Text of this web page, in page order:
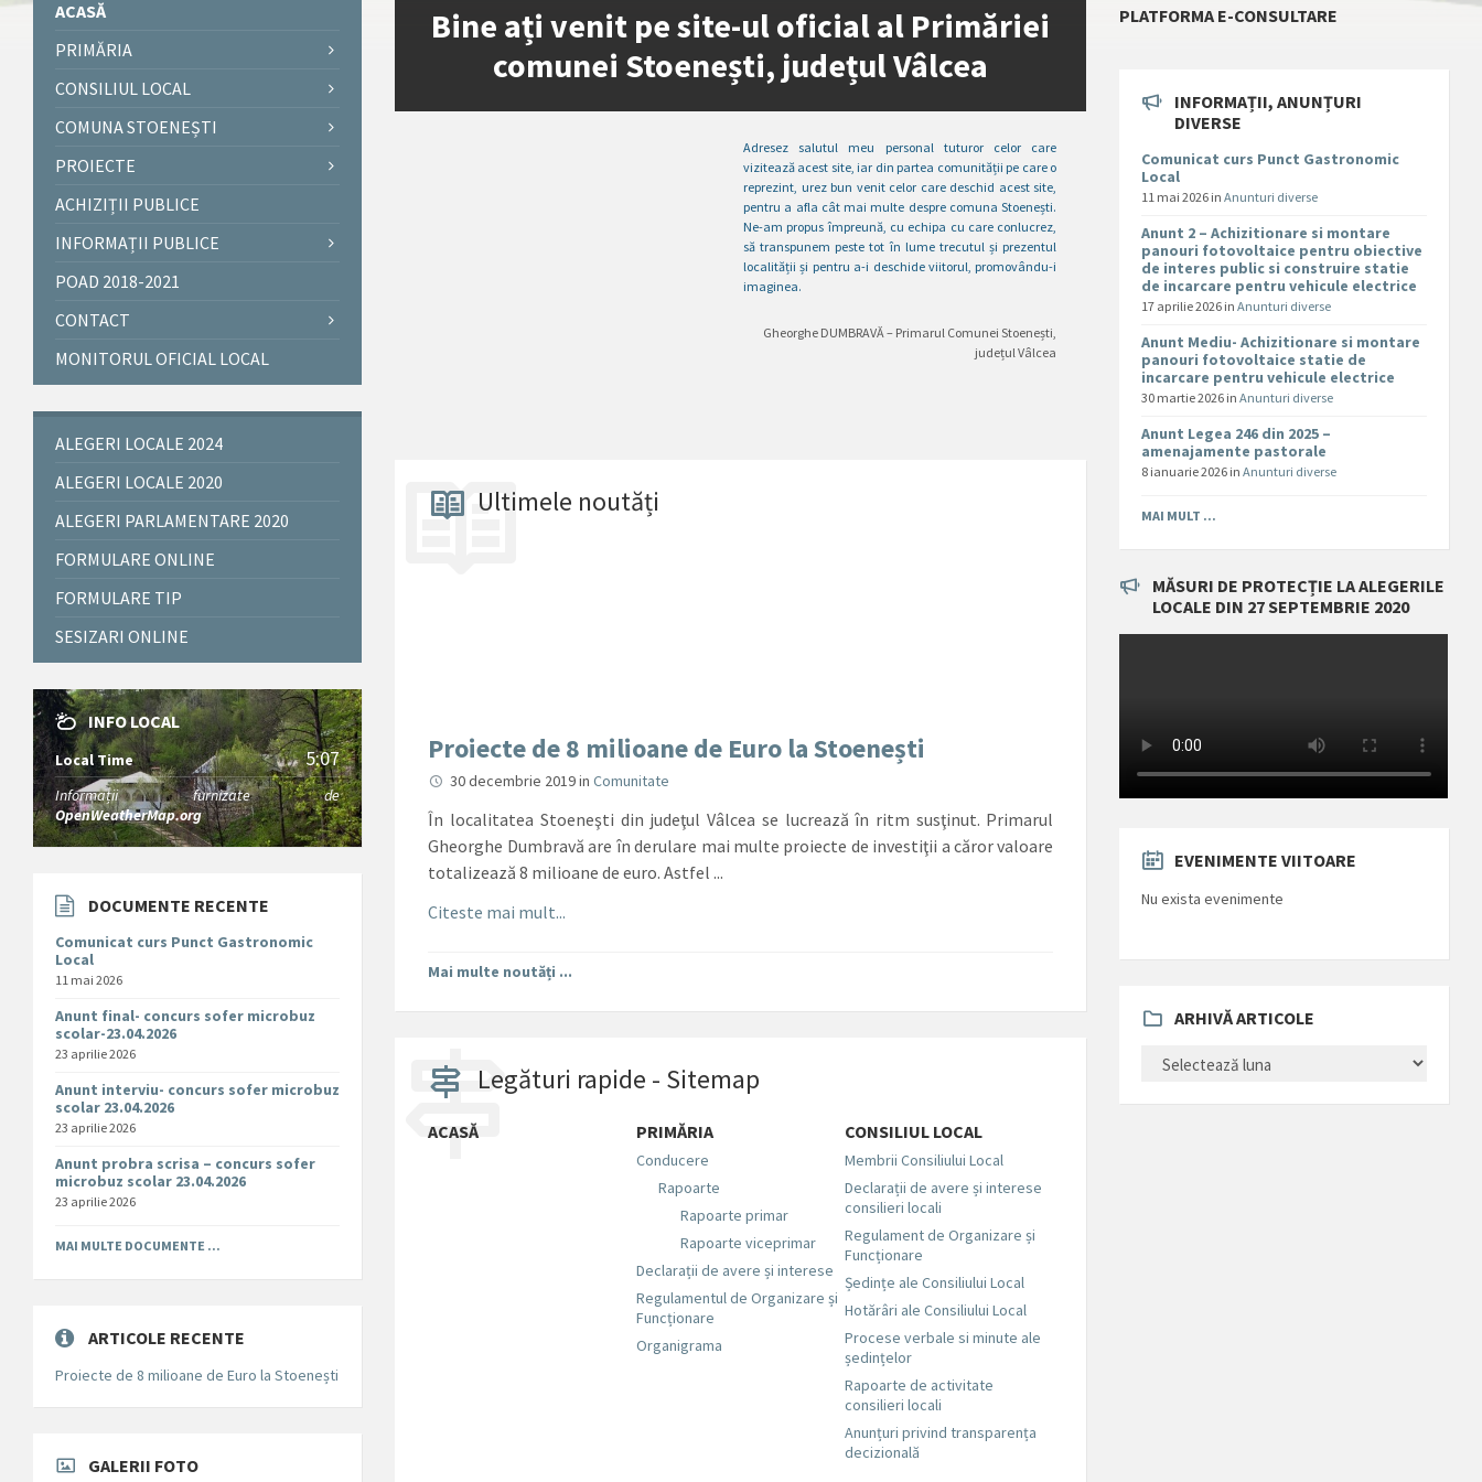
Bine ați venit pe site-ul oficial al Primăriei
comunei Stoenești, județul Vâlcea
Adresez salutul meu personal tuturor celor care
vizitează acest site, iar din partea comunității pe care o
reprezint, urez bun venit celor care deschid acest site,
pentru a afla cât mai multe despre comuna Stoenești.
Ne-am propus împreună, cu echipa cu care conlucrez,
să transpunem peste tot în lume trecutul și prezentul
localității și pentru a-i deschide viitorul, promovându-i
imaginea.
Gheorghe DUMBRAVĂ – Primarul Comunei Stoenești,
județul Vâlcea
Ultimele noutăți
Proiecte de 8 milioane de Euro la Stoenești
30 decembrie 2019inComunitate
În localitatea Stoeneşti din judeţul Vâlcea se lucrează în ritm susţinut. Primarul
Gheorghe Dumbravă are în derulare mai multe proiecte de investiţii a căror valoare
totalizează 8 milioane de euro. Astfel ...
Citeste mai mult...
Mai multe noutăți ...
Legături rapide - Sitemap
ACASĂ PRIMĂRIA
Conducere
Rapoarte
Rapoarte primar
Rapoarte viceprimar
Declarații de avere și interese
Regulamentul de Organizare și
Funcționare
Organigrama
CONSILIUL LOCAL
Membrii Consiliului Local
Declarații de avere și interese
consilieri locali
Regulament de Organizare și
Funcționare
Ședințe ale Consiliului Local
Hotărâri ale Consiliului Local
Procese verbale si minute ale
ședințelor
Rapoarte de activitate
consilieri locali
Anunțuri privind transparența
decizională
ACASĂ
PRIMĂRIA
CONSILIUL LOCAL
COMUNA STOENEȘTI
PROIECTE
ACHIZIȚII PUBLICE
INFORMAȚII PUBLICE
POAD 2018-2021
CONTACT
MONITORUL OFICIAL LOCAL
ALEGERI LOCALE 2024
ALEGERI LOCALE 2020
ALEGERI PARLAMENTARE 2020
FORMULARE ONLINE
FORMULARE TIP
SESIZARI ONLINE
INFO LOCAL
Local Time 5:07
Informații furnizate de
OpenWeatherMap.org
DOCUMENTE RECENTE
Comunicat curs Punct Gastronomic
Local
11 mai 2026
Anunt final- concurs sofer microbuz
scolar-23.04.2026
23 aprilie 2026
Anunt interviu- concurs sofer microbuz
scolar 23.04.2026
23 aprilie 2026
Anunt probra scrisa – concurs sofer
microbuz scolar 23.04.2026
23 aprilie 2026
MAI MULTE DOCUMENTE ...
ARTICOLE RECENTE
Proiecte de 8 milioane de Euro la Stoenești
GALERII FOTO
PLATFORMA E-CONSULTARE
INFORMAȚII, ANUNȚURI
DIVERSE
Comunicat curs Punct Gastronomic
Local
11 mai 2026 inAnunturi diverse
Anunt 2 – Achizitionare si montare
panouri fotovoltaice pentru obiective
de interes public si construire statie
de incarcare pentru vehicule electrice
17 aprilie 2026 inAnunturi diverse
Anunt Mediu- Achizitionare si montare
panouri fotovoltaice statie de
incarcare pentru vehicule electrice
30 martie 2026 inAnunturi diverse
Anunt Legea 246 din 2025 –
amenajamente pastorale
8 ianuarie 2026 inAnunturi diverse
MAI MULT ...
MĂSURI DE PROTECȚIE LA ALEGERILE
LOCALE DIN 27 SEPTEMBRIE 2020
EVENIMENTE VIITOARE
Nu exista evenimente
ARHIVĂ ARTICOLE
ARTICOLE